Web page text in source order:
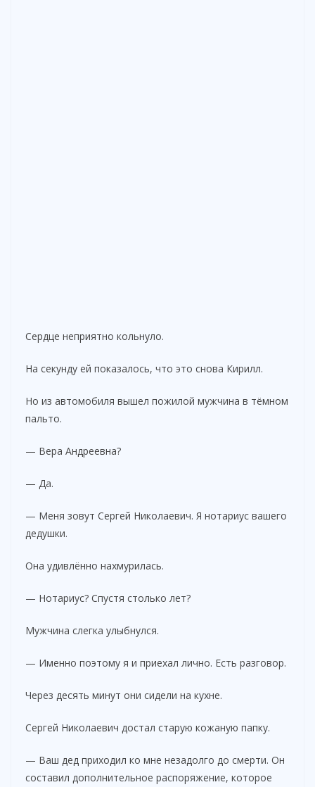
Сердце неприятно кольнуло.
На секунду ей показалось, что это снова Кирилл.
Но из автомобиля вышел пожилой мужчина в тёмном
пальто.
— Вера Андреевна?
— Да.
— Меня зовут Сергей Николаевич. Я нотариус вашего
дедушки.
Она удивлённо нахмурилась.
— Нотариус? Спустя столько лет?
Мужчина слегка улыбнулся.
— Именно поэтому я и приехал лично. Есть разговор.
Через десять минут они сидели на кухне.
Сергей Николаевич достал старую кожаную папку.
— Ваш дед приходил ко мне незадолго до смерти. Он
составил дополнительное распоряжение, которое